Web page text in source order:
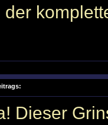
der
Dieser